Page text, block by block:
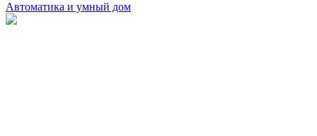
Автоматика и умный дом